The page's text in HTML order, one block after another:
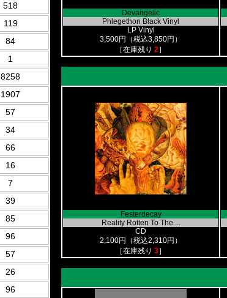
518
119
84
1
8258
1907
57
34
66
16
7
39
85
96
57
26
96
Devangelic
Phlegethon Black Vinyl
LP Vinyl
3,500円（税込3,850円）
［在庫残り 2］
Festerdecay
Reality Rotten To The ...
CD
2,100円（税込2,310円）
［在庫残り 3］